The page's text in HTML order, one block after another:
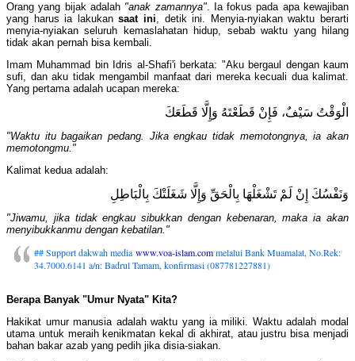
Orang yang bijak adalah "anak zamannya". Ia fokus pada apa kewajiban
yang harus ia lakukansaat ini, detik ini. Menyia-nyiakan waktu berarti
menyia-nyiakan seluruh kemaslahatan hidup, sebab waktu yang hilang
tidak akan pernah bisa kembali.
Imam Muhammad bin Idris al-Shafi'i berkata: "Aku bergaul dengan kaum
sufi, dan aku tidak mengambil manfaat dari mereka kecuali dua kalimat.
Yang pertama adalah ucapan mereka:
الْوَقْتُ سَيْفٌ، فَإِنْ قَطَعْتَهُ وَإِلَّا قَطَعَكَ
"Waktu itu bagaikan pedang. Jika engkau tidak memotongnya, ia akan
memotongmu."
Kalimat kedua adalah:
وَنَفْسُكَ إِنْ لَمْ تَشْغَلْهَا بِالْحَقِّ وَإِلَّا شَغَلَتْكَ بِالْبَاطِلِ
"Jiwamu, jika tidak engkau sibukkan dengan kebenaran, maka ia akan
menyibukkanmu dengan kebatilan."
## Support dakwah media www.voa-islam.commelalui Bank Muamalat, No.Rek:
34.7000.6141 a/n: Badrul Tamam, konfirmasi (087781227881)
Berapa Banyak "Umur Nyata" Kita?
Hakikat umur manusia adalah waktu yang ia miliki. Waktu adalah modal
utama untuk meraih kenikmatan kekal di akhirat, atau justru bisa menjadi
bahan bakar azab yang pedih jika disia-siakan.